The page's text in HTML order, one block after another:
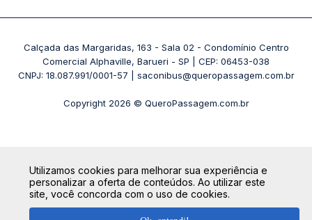
Passagens Pássaro Marron
+ Viações
Rodoviária Belo Horizonte - Gov. Israel Pinheiro (Tergip)
Rodoviária Curitiba
+ Rodoviárias
Calçada das Margaridas, 163 - Sala 02 - Condomínio Centro
Comercial Alphaville, Barueri - SP | CEP: 06453-038
CNPJ: 18.087.991/0001-57 | saconibus@queropassagem.com.br
Copyright 2026 © QueroPassagem.com.br
Utilizamos cookies para melhorar sua experiência e
personalizar a oferta de conteúdos. Ao utilizar este
site, você concorda com o uso de cookies.